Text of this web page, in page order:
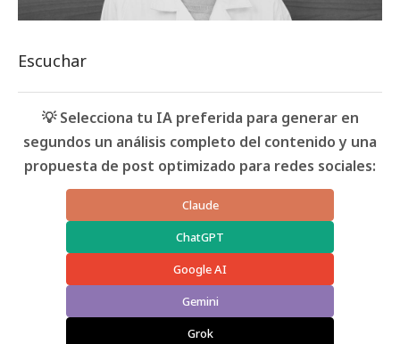
Escuchar
💡 Selecciona tu IA preferida para generar en
segundos un análisis completo del contenido y una
propuesta de post optimizado para redes sociales:
Claude
ChatGPT
Google AI
Gemini
Grok